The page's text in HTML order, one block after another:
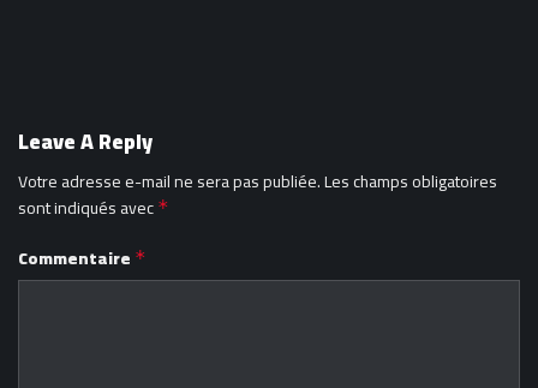
Leave A Reply
Votre adresse e-mail ne sera pas publiée.Les champs obligatoires
sont indiqués avec *
Commentaire *